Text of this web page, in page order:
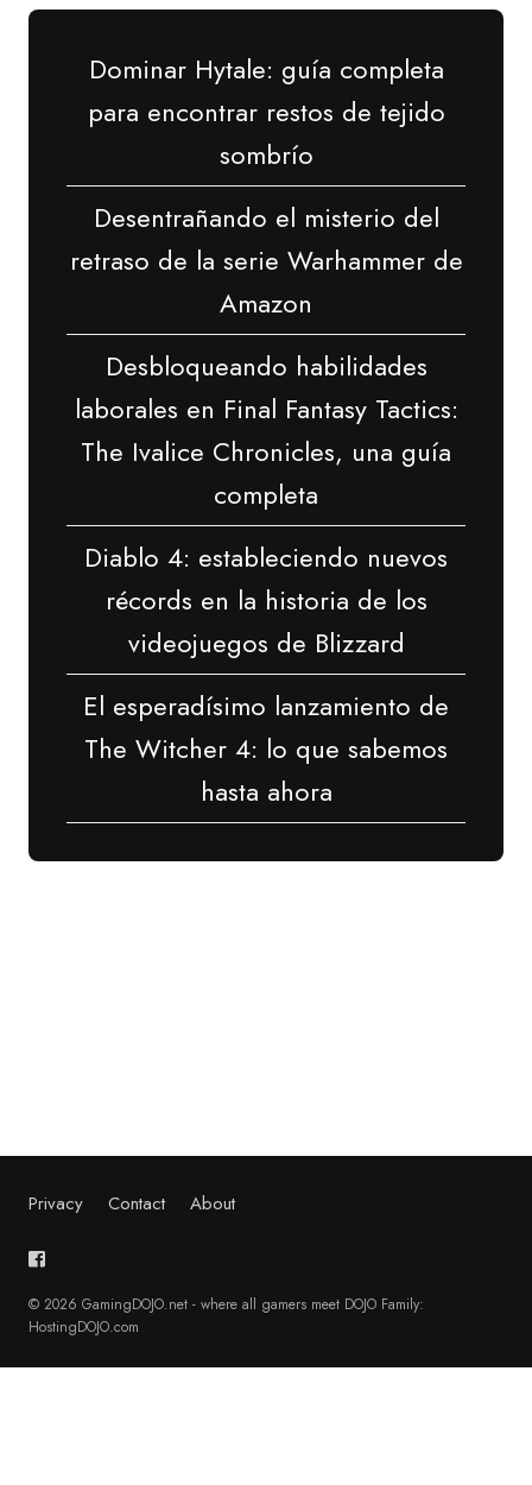
Dominar Hytale: guía completa
para encontrar restos de tejido
sombrío
Desentrañando el misterio del
retraso de la serie Warhammer de
Amazon
Desbloqueando habilidades
laborales en Final Fantasy Tactics:
The Ivalice Chronicles, una guía
completa
Diablo 4: estableciendo nuevos
récords en la historia de los
videojuegos de Blizzard
El esperadísimo lanzamiento de
The Witcher 4: lo que sabemos
hasta ahora
Privacy Contact About
© 2026 GamingDOJO.net - where all gamers meet DOJO Family:
HostingDOJO.com